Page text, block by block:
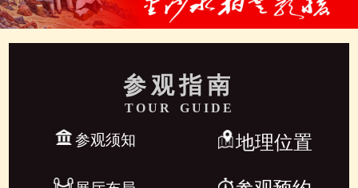
参观指南
TOUR GUIDE
参观须知 地理位置